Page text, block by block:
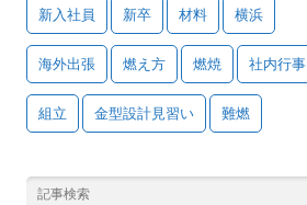
新入社員 新卒 材料 横浜
海外出張 燃え方 燃焼 社内行事
組立 金型設計見習い 難燃